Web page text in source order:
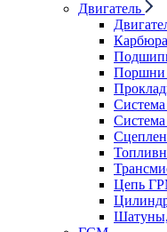
Двигатель
Цепь
Шатуны,